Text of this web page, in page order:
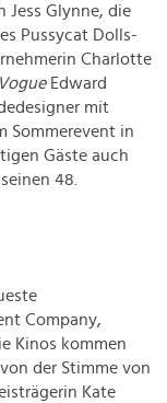
Jess Glynne, die
Pussycat Dolls-
Charlotte
VogueEdward
mit
Sommerevent in
Gäste auch
48.
Company,
Kinos kommen
der Stimme von
Kate